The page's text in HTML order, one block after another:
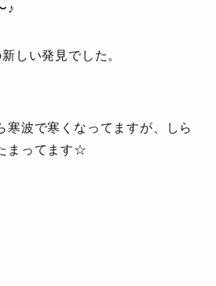
♪
しい発見でした。
寒波で寒くなってますが、しら
まってます☆